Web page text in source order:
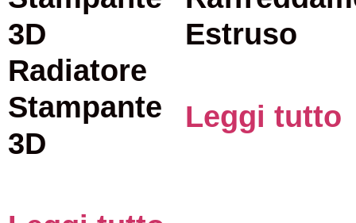
3D
Radiatore
Stampante
3D
Estruso
Leggi tutto